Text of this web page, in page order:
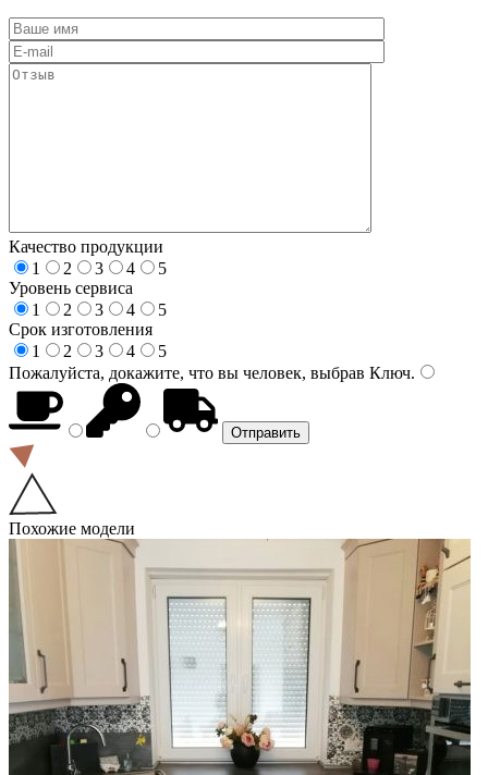
Качество продукции
1
2 3 4
5
Уровень сервиса
1
2 3 4
5
Срок изготовления
1
2 3 4
5
Пожалуйста, докажите, что вы человек, выбрав Ключ.
Похожие модели